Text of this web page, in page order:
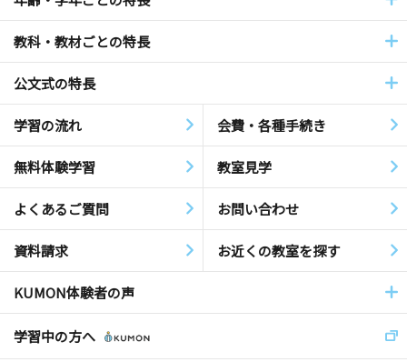
教科・教材ごとの特長
公文式の特長
学習の流れ 会費・各種手続き
無料体験学習 教室見学
よくあるご質問 お問い合わせ
資料請求 お近くの教室を探す
KUMON体験者の声
学習中の方へ